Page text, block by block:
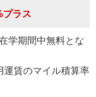
プラス
学期間中無料とな
運賃のマイル積算率